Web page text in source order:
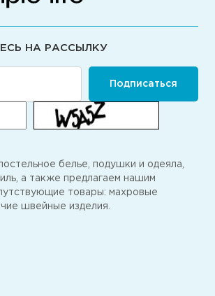
НА РАССЫЛКУ
Подписаться
белье, подушки и одеяла,
а также предлагаем нашим
товары: махровые
швейные изделия.